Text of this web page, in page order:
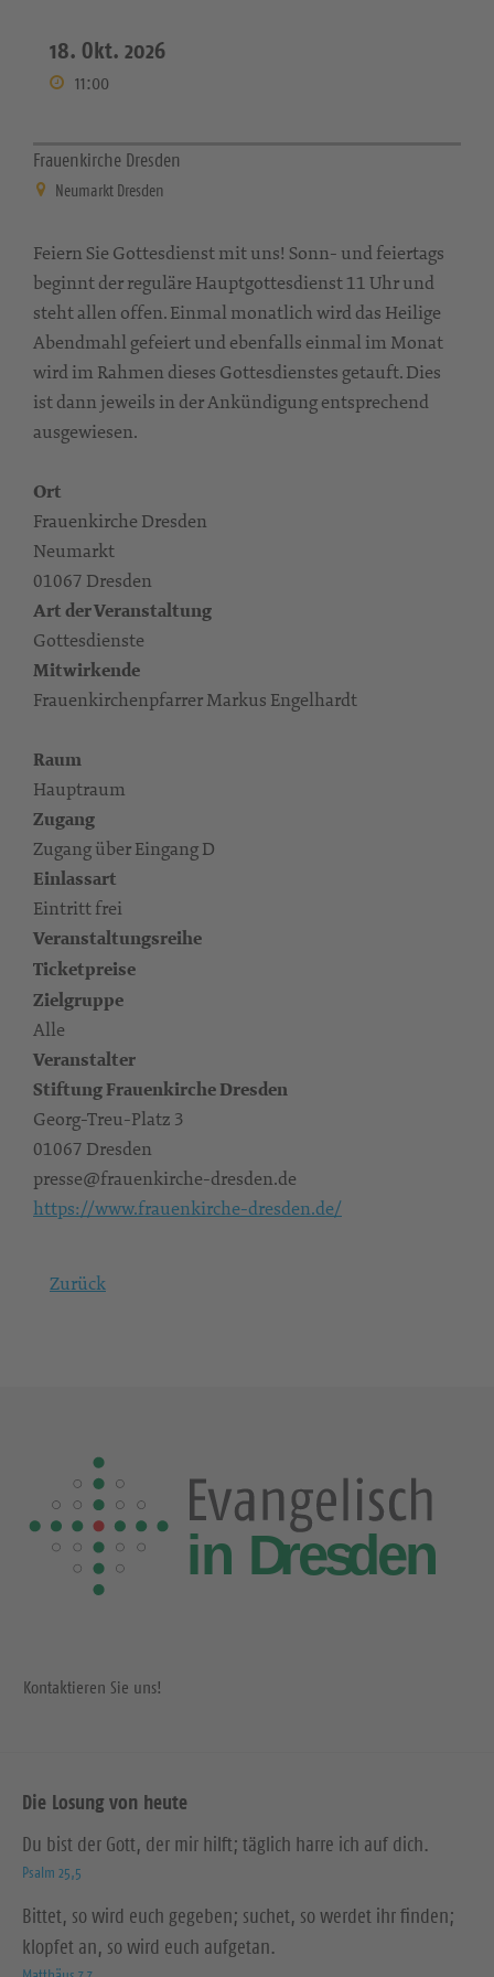
18. Okt. 2026
11:00
Frauenkirche Dresden
Neumarkt Dresden
Feiern Sie Gottesdienst mit uns! Sonn- und feiertags
beginnt der reguläre Hauptgottesdienst 11 Uhr und
steht allen offen. Einmal monatlich wird das Heilige
Abendmahl gefeiert und ebenfalls einmal im Monat
wird im Rahmen dieses Gottesdienstes getauft. Dies
ist dann jeweils in der Ankündigung entsprechend
ausgewiesen.
Ort
Frauenkirche Dresden
Neumarkt
01067 Dresden
Art der Veranstaltung
Gottesdienste
Mitwirkende
Frauenkirchenpfarrer Markus Engelhardt
Raum
Hauptraum
Zugang
Zugang über Eingang D
Einlassart
Eintritt frei
Veranstaltungsreihe
Ticketpreise
Zielgruppe
Alle
Veranstalter
Stiftung Frauenkirche Dresden
Georg-Treu-Platz 3
01067 Dresden
presse@frauenkirche-dresden.de
https://www.frauenkirche-dresden.de/
Zurück
Kontaktieren Sie uns!
Die Losung von heute
Du bist der Gott, der mir hilft; täglich harre ich auf dich.
Psalm 25,5
Bittet, so wird euch gegeben; suchet, so werdet ihr finden;
klopfet an, so wird euch aufgetan.